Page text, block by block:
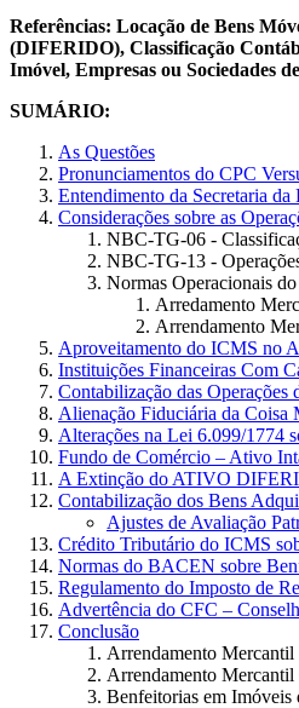
Referências: Locação de Bens
(DIFERIDO), Classificação
Imóvel, Empresas ou Sociedades
SUMÁRIO:
As Questões
Pronunciamentos do CPC
Entendimento da Secretaria da
Considerações sobre as
NBC-TG-06 -
NBC-TG-13 -
Normas Operacionais
Arredamento
Arrendamento
Aproveitamento do ICMS no
Instituições Financeiras Com
Contabilização das
Alienação Fiduciária da Coisa
Alterações na Lei 6.099/1774
Fundo de Comércio – Ativo
A Extinção do ATIVO
Contabilização dos Bens
Ajustes de Avaliação
Crédito Tributário do ICMS
Normas do BACEN sobre
Regulamento do Imposto de
Advertência do CFC –
Conclusão
Arrendamento Mercantil
Arrendamento Mercantil
Benfeitorias em Imóveis